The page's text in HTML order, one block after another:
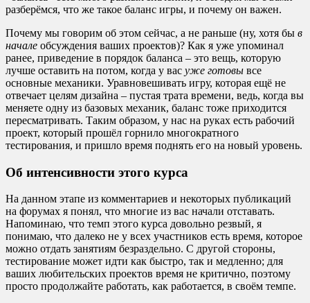
разберёмся, что же такое баланс игры, и почему он важен.
Почему мы говорим об этом сейчас, а не раньше (ну, хотя бы в
начале обсуждения ваших проектов)? Как я уже упоминал
ранее, приведение в порядок баланса – это вещь, которую
лучше оставить на потом, когда у вас уже готовы все
основные механики. Уравновешивать игру, которая ещё не
отвечает целям дизайна – пустая трата времени, ведь, когда вы
меняете одну из базовых механик, баланс тоже приходится
пересматривать. Таким образом, у нас на руках есть рабочий
проект, который прошёл горнило многократного
тестирования, и пришло время поднять его на новый уровень.
Об интенсивности этого курса
На данном этапе из комментариев и некоторых публикаций
на форумах я понял, что многие из вас начали отставать.
Напоминаю, что темп этого курса довольно резвый, я
понимаю, что далеко не у всех участников есть время, которое
можно отдать занятиям безраздельно. С другой стороны,
тестирование может идти как быстро, так и медленно; для
ваших любительских проектов время не критично, поэтому
просто продолжайте работать, как работается, в своём темпе.